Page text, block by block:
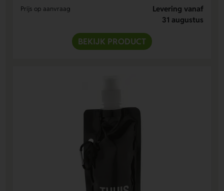
Prijs op aanvraag
Levering vanaf
31 augustus
BEKIJK PRODUCT